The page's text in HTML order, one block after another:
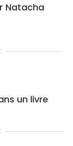
Natacha
un livre